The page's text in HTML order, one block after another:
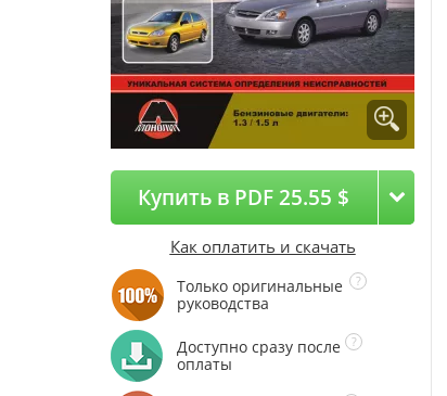
Купить в PDF 25.55 $
Как оплатить и скачать
Только оригинальные
руководства
Доступно сразу после
оплаты